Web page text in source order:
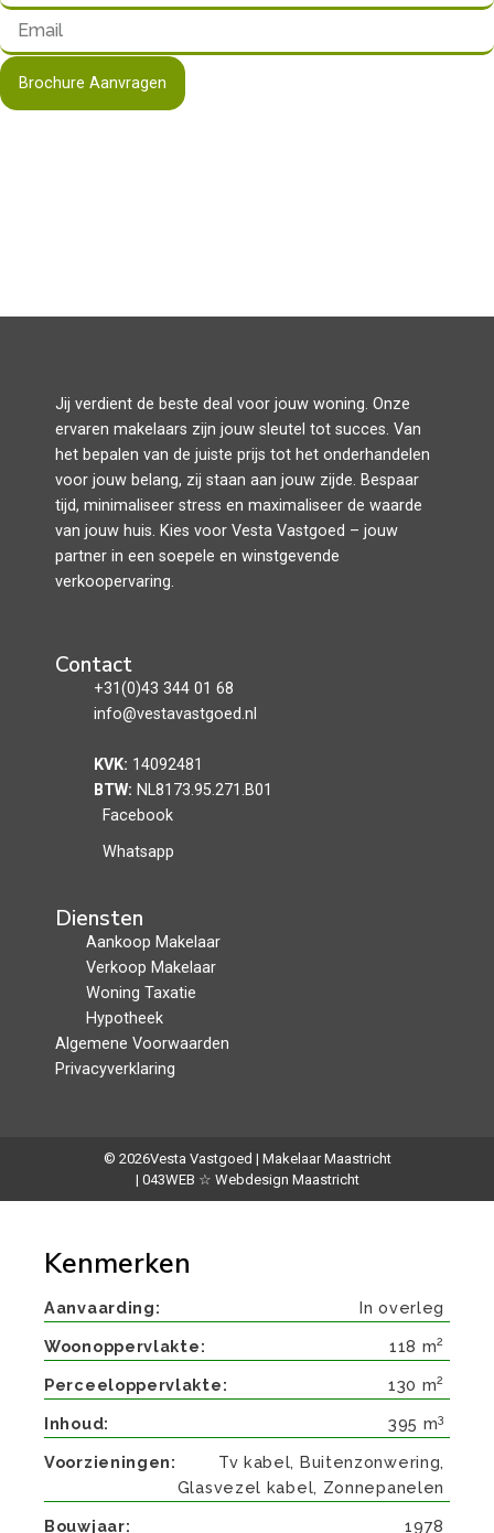
Brochure Aanvragen
Jij verdient de beste deal voor jouw woning. Onze
ervaren makelaars zijn jouw sleutel tot succes. Van
het bepalen van de juiste prijs tot het onderhandelen
voor jouw belang, zij staan aan jouw zijde. Bespaar
tijd, minimaliseer stress en maximaliseer de waarde
van jouw huis. Kies voor Vesta Vastgoed – jouw
partner in een soepele en winstgevende
verkoopervaring.
Contact
+31(0)43 344 01 68
info@vestavastgoed.nl
KVK: 14092481
BTW: NL8173.95.271.B01
Facebook
Whatsapp
Diensten
Aankoop Makelaar
Verkoop Makelaar
Woning Taxatie
Hypotheek
Algemene Voorwaarden
Privacyverklaring
© 2026Vesta Vastgoed | Makelaar Maastricht
| 043WEB ☆ Webdesign Maastricht
Kenmerken
Aanvaarding In overleg
Woonoppervlakte 118 m2
Perceeloppervlakte 130 m2
Inhoud 395 m3
Voorzieningen
Tv kabel, Buitenzonwering,
Glasvezel kabel, Zonnepanelen
Bouwjaar 1978